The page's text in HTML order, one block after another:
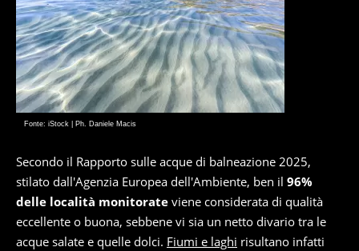
Fonte: iStock | Ph. Daniele Macis
Secondo il Rapporto sulle acque di balneazione 2025,
stilato dall'Agenzia Europea dell'Ambiente, ben il 96%
delle località monitorate viene considerata di qualità
eccellente o buona, sebbene vi sia un netto divario tra le
acque salate e quelle dolci. Fiumi e laghi risultano infatti